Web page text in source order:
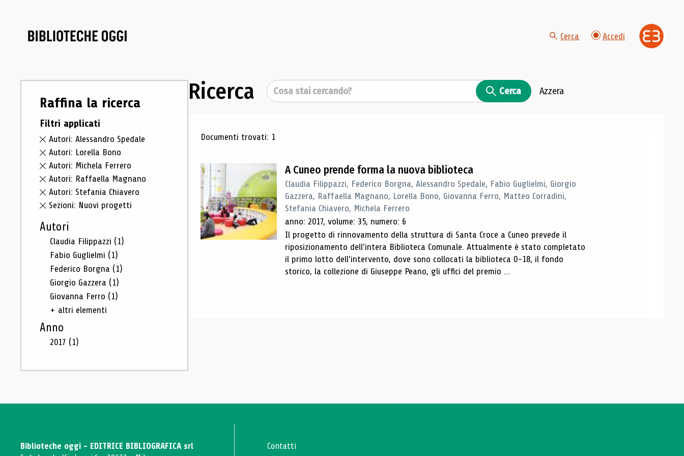
Cerca Accedi
Raffina la ricerca
Filtri applicati
Autori: Alessandro Spedale
Autori: Lorella Bono
Autori: Michela Ferrero
Autori: Raffaella Magnano
Autori: Stefania Chiavero
Sezioni: Nuovi progetti
Autori
Claudia Filippazzi (1)
Fabio Guglielmi (1)
Federico Borgna (1)
Giorgio Gazzera (1)
Giovanna Ferro (1)
+ altri elementi
Anno
2017 (1)
Ricerca Cerca Cerca Azzera
Risultati di ricerca
Documenti trovati: 1
A Cuneo prende forma la nuova biblioteca
Claudia Filippazzi, Federico Borgna, Alessandro Spedale, Fabio Guglielmi, Giorgio
Gazzera, Raffaella Magnano, Lorella Bono, Giovanna Ferro, Matteo Corradini,
Stefania Chiavero, Michela Ferrero
anno: 2017, volume: 35, numero: 6
Il progetto di rinnovamento della struttura di Santa Croce a Cuneo prevede il
riposizionamento dell'intera Biblioteca Comunale. Attualmente è stato completato
il primo lotto dell'intervento, dove sono collocati la biblioteca 0-18, il fondo
storico, la collezione di Giuseppe Peano, gli uffici del premio ...
Biblioteche oggi - EDITRICE BIBLIOGRAFICA srl
Contatti